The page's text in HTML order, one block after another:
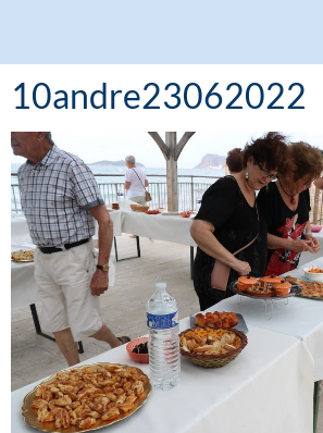
10andre23062022